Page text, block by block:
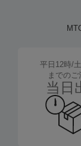
平日12時/
までのご
当日